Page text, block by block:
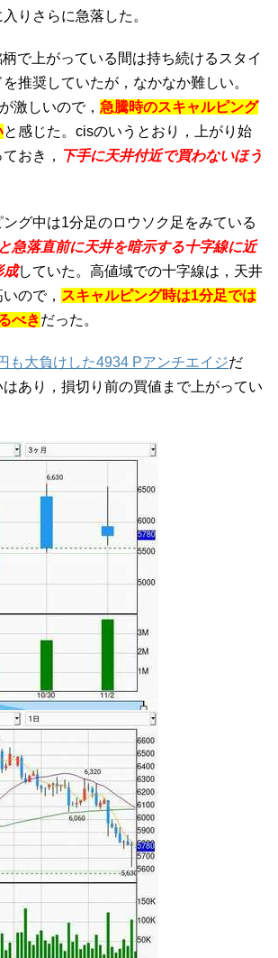
りさらに急落した。
で上がっている間は持ち続けるスタイ
推奨していたが，なかなか難しい。
激しいので， 急騰時のスキャルピング
と感じた。cisのいうとおり，上がり始
おき， 下手に天井付近で買わないほう
グ中は1分足のロウソク足をみている
急落直前に天井を暗示する十字線に近
成していた。高値域での十字線は，天井
ので， スキャルピング時は1分足では
べきだった。
も大負けした4934 Pアンチエイジだ
あり，損切り前の買値まで上がってい